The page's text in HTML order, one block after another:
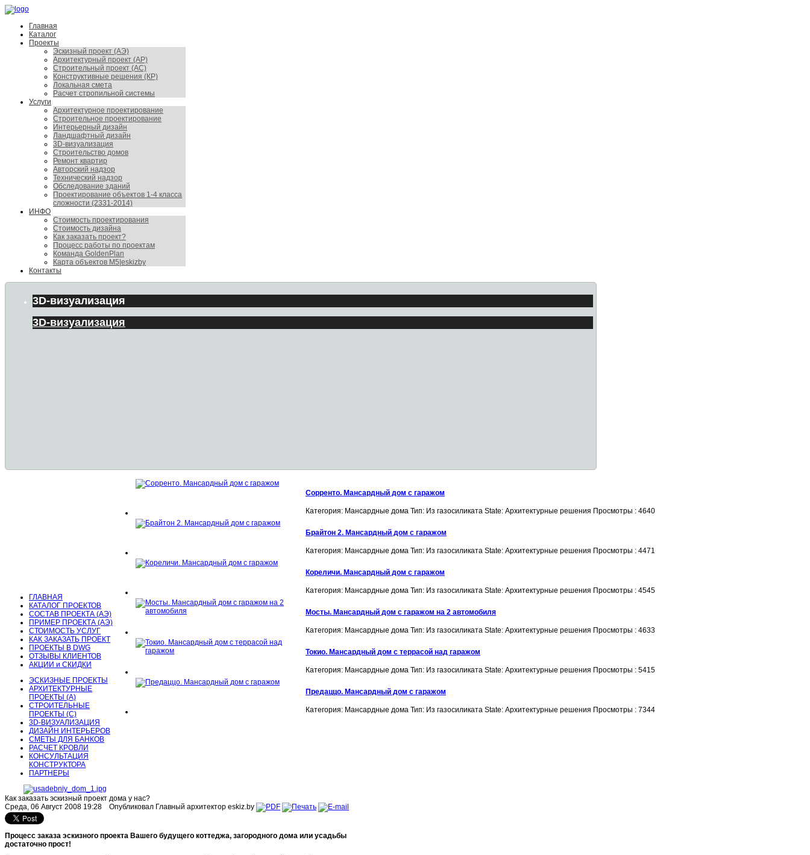
Главная
Каталог
Проекты
Эскизный проект (АЭ)
Архитектурный проект (АР)
Строительный проект (АС)
Конструктивные решения (КР)
Локальная смета
Расчет стропильной системы
Услуги
Архитектурное проектирование
Строительное проектирование
Интерьерный дизайн
Ландшафтный дизайн
3D-визуализация
Строительство домов
Ремонт квартир
Авторский надзор
Технический надзор
Обследование зданий
Проектирование объектов 1-4 класса
сложности (2331-2014)
ИНФО
Стоимость проектирования
Стоимость дизайна
Как заказать проект?
Процесс работы по проектам
Команда GoldenPlan
Карта объектов M5|eskizby
Контакты
3D-визуализация
3D-визуализация
Дизайн интерьеров
Дизайн интерьеров
Проекты мансардных домов
Проекты мансардных домов
Сорренто. Мансардный дом с гаражом
Категория: Мансардные дома Тип: Из газосиликата State: Архитектурные решения Просмотры : 4640
Брайтон 2. Мансардный дом с гаражом
Категория: Мансардные дома Тип: Из газосиликата State: Архитектурные решения Просмотры : 4471
Кореличи. Мансардный дом с гаражом
Категория: Мансардные дома Тип: Из газосиликата State: Архитектурные решения Просмотры : 4545
Мосты. Мансардный дом с гаражом на 2 автомобиля
Категория: Мансардные дома Тип: Из газосиликата State: Архитектурные решения Просмотры : 4633
Токио. Мансардный дом с террасой над гаражом
Категория: Мансардные дома Тип: Из газосиликата State: Архитектурные решения Просмотры : 5415
Предаццо. Мансардный дом с гаражом
Категория: Мансардные дома Тип: Из газосиликата State: Архитектурные решения Просмотры : 7344
ГЛАВНАЯ
КАТАЛОГ ПРОЕКТОВ
СОСТАВ ПРОЕКТА (АЭ)
ПРИМЕР ПРОЕКТА (АЭ)
СТОИМОСТЬ УСЛУГ
КАК ЗАКАЗАТЬ ПРОЕКТ
ПРОЕКТЫ В DWG
ОТЗЫВЫ КЛИЕНТОВ
АКЦИИ и СКИДКИ
ЭСКИЗНЫЕ ПРОЕКТЫ
АРХИТЕКТУРНЫЕ
ПРОЕКТЫ (А)
СТРОИТЕЛЬНЫЕ
ПРОЕКТЫ (С)
3D-ВИЗУАЛИЗАЦИЯ
ДИЗАЙН ИНТЕРЬЕРОВ
СМЕТЫ ДЛЯ БАНКОВ
РАСЧЕТ КРОВЛИ
КОНСУЛЬТАЦИЯ
КОНСТРУКТОРА
ПАРТНЕРЫ
Как заказать эскизный проект дома у нас?
Среда, 06 Август 2008 19:28
Опубликовал Главный архитектор eskiz.by
Процесс заказа эскизного проекта Вашего будущего коттеджа, загородного дома или усадьбы
достаточно прост!